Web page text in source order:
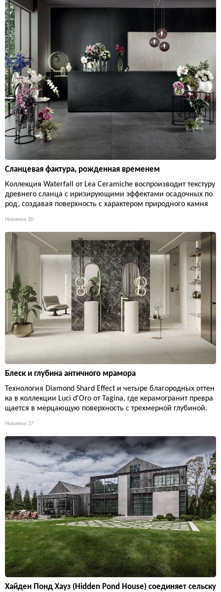
Сланцевая фактура, рожденная временем
Коллекция Waterfall от Lea Ceramiche воспроизводит текстуру
древнего сланца с иризирующими эффектами осадочных по
род, создавая поверхность с характером природного камня
Новинки 30
Блеск и глубина античного мрамора
Технология Diamond Shard Effect и четыре благородных оттен
ка в коллекции Luci d'Oro от Tagina, где керамогранит превра
щается в мерцающую поверхность с трехмерной глубиной.
Новинки 37
Хайден Понд Хауз (Hidden Pond House) соединяет сельску